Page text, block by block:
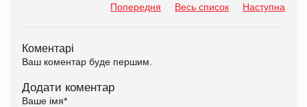
Попередня Весь список Наступна
Коментарі
Ваш коментар буде першим.
Додати коментар
Ваше імя*